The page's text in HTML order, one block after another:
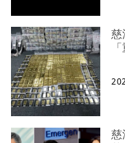
慈